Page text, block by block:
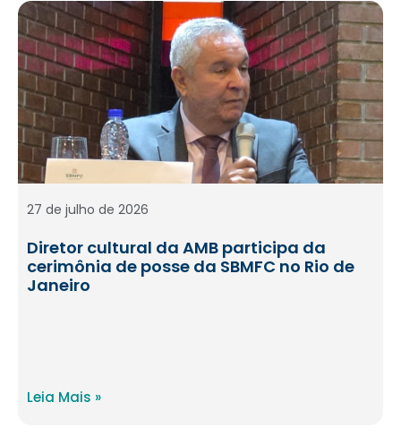
Diretor cultural da AMB participa da
cerimônia de posse da SBMFC no Rio de
Janeiro
27 de julho de 2026
Leia Mais »